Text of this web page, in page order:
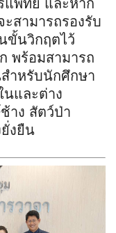
พทย์ และหาก
สามารถรองรับ
ขั้นวิกฤตไว้
พร้อมสามารถ
ำหรับนักศึกษา
และต่าง
าง สัตว์ป่า
งยืน